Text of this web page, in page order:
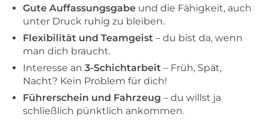
Gute Auffassungsgabe und die Fähigkeit, auch
unter Druck ruhig zu bleiben.
Flexibilität und Teamgeist – du bist da, wenn
man dich braucht.
Interesse an 3-Schichtarbeit – Früh, Spät,
Nacht? Kein Problem für dich!
Führerschein und Fahrzeug – du willst ja
schließlich pünktlich ankommen.